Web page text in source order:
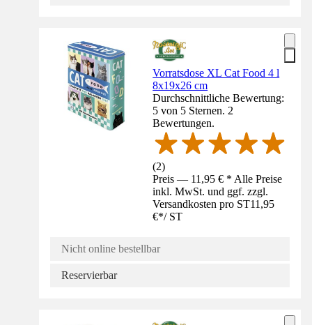
Vorratsdose XL Cat Food 4 l
8x19x26 cm
Durchschnittliche Bewertung:
5 von 5 Sternen. 2
Bewertungen.
(2)
Preis — 11,95 € * Alle Preise
inkl. MwSt. und ggf. zzgl.
Versandkosten pro ST11,95
€*/ ST
Nicht online bestellbar
Reservierbar